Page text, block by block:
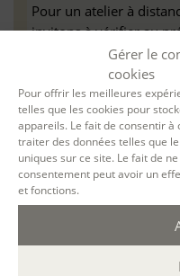
Gérer le
cookies
Pour offrir les meilleures
telles que les cookies pour
appareils. Le fait de consentir
traiter des données telles que
uniques sur ce site. Le fait de
consentement peut avoir un
et fonctions.
Pour un atelier à
invitons à vérifier au
configuration
dans les meilleures
matérielle requise pour
Learn
Accessibilité : ALEPH-
personnes en situation de
d’un aménagement
à nous contacter en